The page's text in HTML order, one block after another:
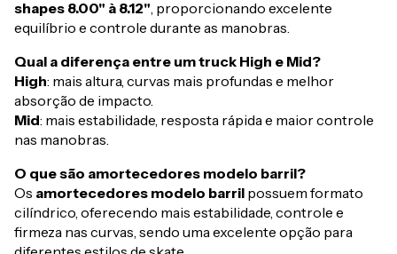
shapes 8.00" à 8.12", proporcionando excelente
equilíbrio e controle durante as manobras.
Qual a diferença entre um truck High e Mid?
High: mais altura, curvas mais profundas e melhor
absorção de impacto.
Mid: mais estabilidade, resposta rápida e maior controle
nas manobras.
O que são amortecedores modelo barril?
Os amortecedores modelo barril possuem formato
cilíndrico, oferecendo mais estabilidade, controle e
firmeza nas curvas, sendo uma excelente opção para